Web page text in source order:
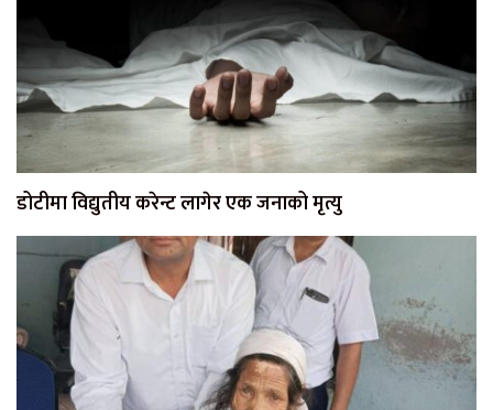
डोटीमा विद्युतीय करेन्ट लागेर एक जनाको मृत्यु